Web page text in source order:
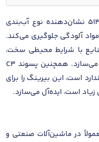
برای مثال، پسوند MA در بلبرینگ 51317 نشان‌دهنده نوع آب‌بندی
آلودگی جلوگیری می‌کند.
با شرایط محیطی سخت،
مانند صنایع معدنی یا فولاد، مناسب می‌سازد. همچنین پسوند C3
است، این بیرینگ را برای
است، ایده‌آل می‌سازد.
کف گرد اس کا اف 51317 معمولاً در ماشین‌آلات صنعتی و